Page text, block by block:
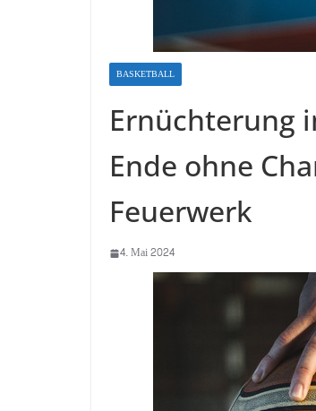
BASKETBALL
Ernüchterung
Ende ohne
Feuerwerk
4. Mai 2024